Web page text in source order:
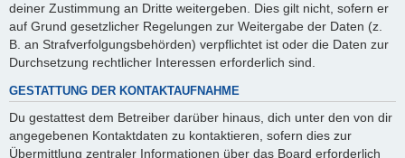
deiner Zustimmung an Dritte weitergeben. Dies gilt nicht, sofern er
auf Grund gesetzlicher Regelungen zur Weitergabe der Daten (z.
B. an Strafverfolgungsbehörden) verpflichtet ist oder die Daten zur
Durchsetzung rechtlicher Interessen erforderlich sind.
GESTATTUNG DER KONTAKTAUFNAHME
Du gestattest dem Betreiber darüber hinaus, dich unter den von dir
angegebenen Kontaktdaten zu kontaktieren, sofern dies zur
Übermittlung zentraler Informationen über das Board erforderlich